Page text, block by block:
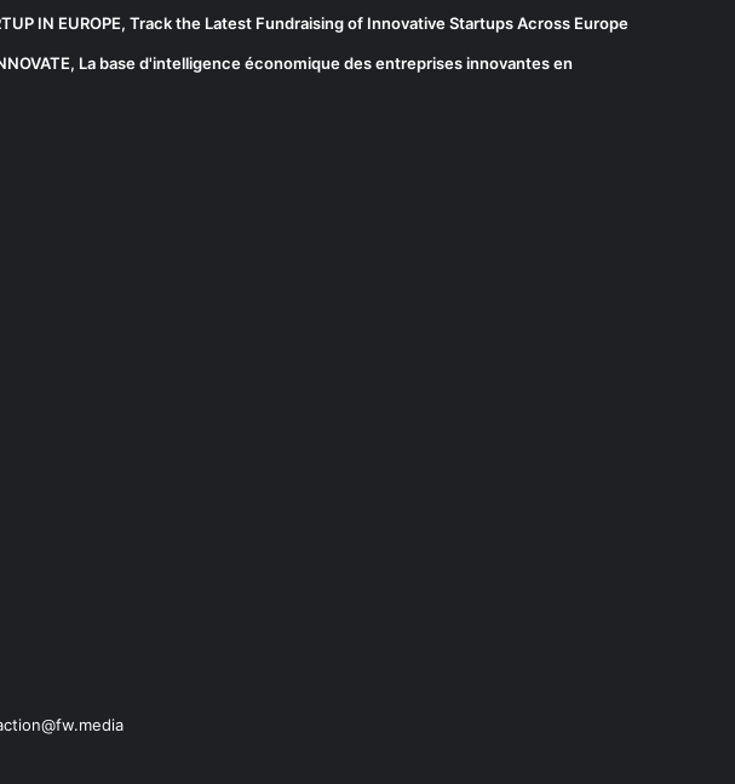
IN EUROPE, Track the Latest Fundraising of Innovative Startups Across Europe
, La base d'intelligence économique des entreprises innovantes en